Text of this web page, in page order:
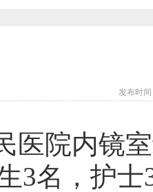
发布时
医院内镜
3名，护